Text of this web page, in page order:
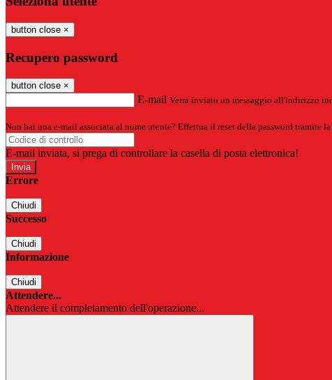
button close ×
Recupero password
button close ×
E-mail Verrà inviato un messaggio all'indirizzo
Non hai una e-mail associata al nome utente? Effettua il reset della password tramite la
E-mail inviata, si prega di controllare la casella di posta elettronica!
Errore
Chiudi
Successo
Chiudi
Informazione
Chiudi
Attendere...
Attendere il completamento dell'operazione...